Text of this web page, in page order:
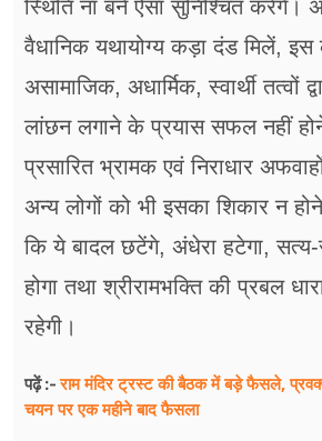
स्थिति ना बने ऐसा सुनिश्चित करेंगे।
वैधानिक यथायोग्य कड़ा दंड मिलें,
असामाजिक, अधार्मिक, स्वार्थी तत्वों
लांछन लगाने के प्रयास सफल नहीं
प्रसारित भ्रामक एवं निराधार
अन्य लोगों को भी इसका शिकार न
कि ये बादल छटेंगे, अंधेरा हटेगा, सत्य-
होगा तथा श्रीरामभक्ति की प्रबल
रहेगी।
पढ़ें :-राम मंदिर ट्रस्ट की बैठक में बड़े फैसले,
चयन पर एक महीने बाद फैसला